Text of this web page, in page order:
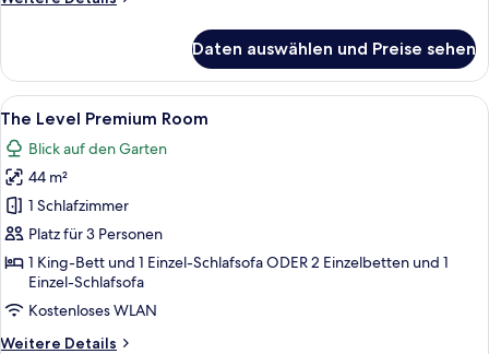
Room
Daten auswählen und Preise sehen
Alle
Fotos
für
The
Level
Premium
Room
anzeigen
Ein modernes Hotelzimmer mit
5
The Level Premium Room
Blick auf den Garten
44 m²
1 Schlafzimmer
Platz für 3 Personen
1 King-Bett und 1 Einzel-Schlafsofa ODER 2 Einzelbetten und 1
Einzel-Schlafsofa
Kostenloses WLAN
Weitere Details
Weitere